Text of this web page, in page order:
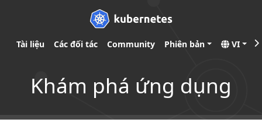
Tài liệu Các đối tác Community Phiên bản VI
Khám phá ứng dụng